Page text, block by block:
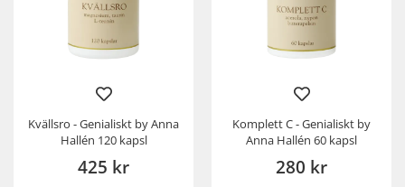
Kvällsro - Genialiskt by Anna
Hallén 120 kapsl
425 kr
Komplett C - Genialiskt by
Anna Hallén 60 kapsl
280 kr